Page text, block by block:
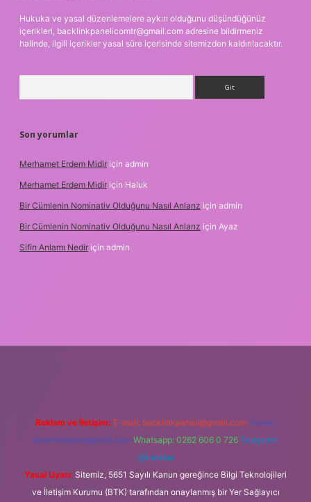
Hukuka ve yasal düzenlemelere aykırı olduğunu düşündüğünüz
içerikleri, backlinkpanelicomtr@gmail.com adresine bildirmeniz
halinde, ilgili içerikler yasal süre içerisinde sitemizden kaldırılacaktır.
Son yorumlar
Merhamet Erdem Midir için admin
Merhamet Erdem Midir için Haluk
Bir Cümlenin Nominativ Olduğunu Nasıl Anlarız için admin
Bir Cümlenin Nominativ Olduğunu Nasıl Anlarız için Ayaz
Sifin Anlamı Nedir için admin
Reklam ve İletişim: E-mail: backlinkpaneli@gmail.com Teams:
forumhizmeti@gmail.com Whatsapp: 0262 606 0 726 Telegram:
@karabul
Yasal Uyarı: Sitemiz, 5651 Sayılı Kanun gereğince Bilgi Teknolojileri
ve İletişim Kurumu (BTK) tarafından onaylanmış bir Yer Sağlayıcı